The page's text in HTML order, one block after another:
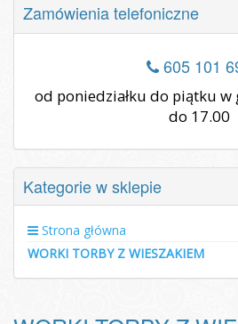
Zamówienia telefoniczne
605 101
od poniedziałku do piątku w
do 17.00
Kategorie w sklepie
Strona główna
WORKI TORBY Z WIESZAKIEM